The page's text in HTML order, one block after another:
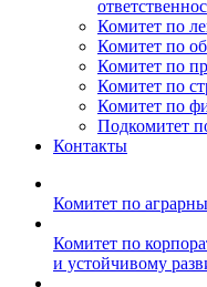
Комитет по
Комитет по
Комитет по
Комитет по
Комитет по
Подкомитет
Контакты
Комитет по
Комитет по
и устойчивому